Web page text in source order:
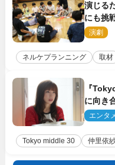
演じる
にも挑
ン・ワ
目】
演劇
ネルケプランニング 取材
『
に向き
るエンタ
Tokyo middle 30 仲里依